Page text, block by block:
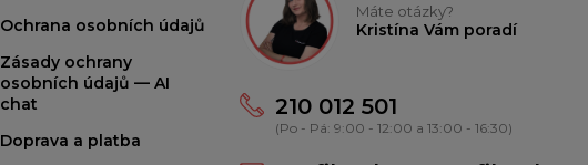
Ochrana osobních údajů
Zásady ochrany
osobních údajů — AI
chat
Doprava a platba
Máte otázky?
Kristína Vám poradí
210 012 501
(Po - Pá: 9:00 - 12:00 a 13:00 - 16:30)